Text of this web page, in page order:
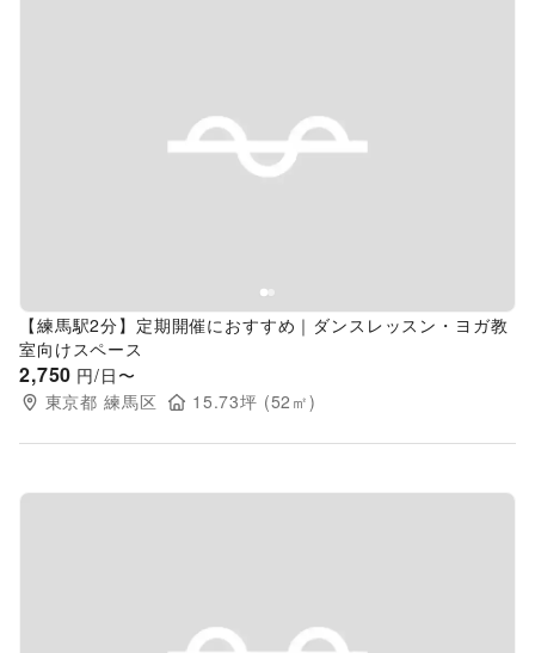
Previous slide
【練馬駅2分】定期開催におすすめ｜ダンスレッスン・ヨガ教
室向けスペース
2,750 円/日〜
東京都 練馬区 15.73坪 (52 ㎡)